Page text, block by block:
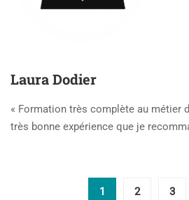
Laura Dodier
« Formation très complète au métier
très bonne expérience que je
1 2 3